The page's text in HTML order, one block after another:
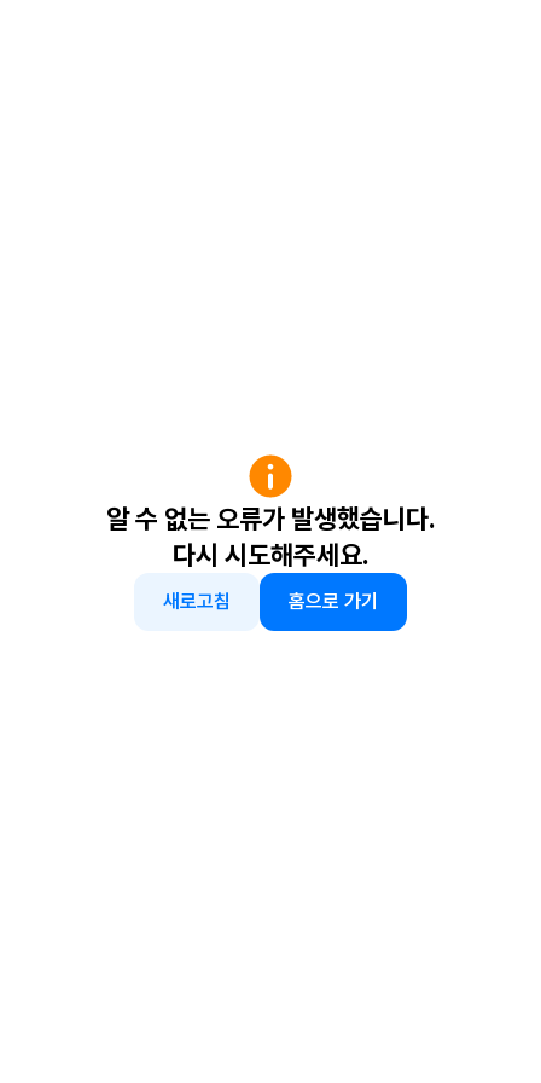
알 수 없는 오류가 발생했습니다.
다시 시도해주세요.
새로고침 홈으로 가기